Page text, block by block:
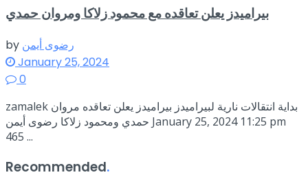
بيراميدز يعلن تعاقده مع محمود زلاكا ومروان حمدي
by رضوى أيمن
January 25, 2024
0
zamalek بداية انتقالات نارية لبيراميدز بيراميدز يعلن تعاقده مروان
حمدي ومحمود زلاكا رضوى أيمن January 25, 2024 11:25 pm
465 ...
Recommended.